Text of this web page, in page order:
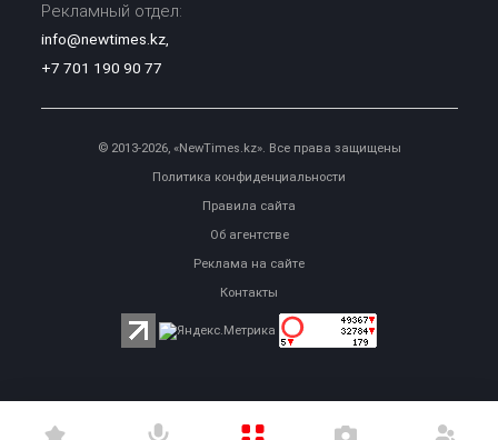
Рекламный отдел:
info@newtimes.kz,
+7 701 190 90 77
© 2013-2026, «NewTimes.kz». Все права защищены
Политика конфиденциальности
Правила сайта
Об агентстве
Реклама на сайте
Контакты